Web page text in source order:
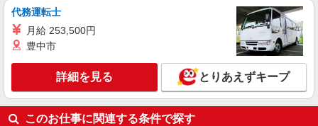
代務運転士
月給 253,500円
豊中市
詳細を見る とりあえずキープ
このお仕事に関連する条件で探す